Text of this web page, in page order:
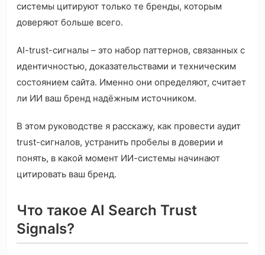
системы цитируют только те бренды, которым
доверяют больше всего.
AI-trust-сигналы – это набор паттернов, связанных с
идентичностью, доказательствами и техническим
состоянием сайта. Именно они определяют, считает
ли ИИ ваш бренд надёжным источником.
В этом руководстве я расскажу, как провести аудит
trust-сигналов, устранить пробелы в доверии и
понять, в какой момент ИИ-системы начинают
цитировать ваш бренд.
Что такое AI Search Trust
Signals?